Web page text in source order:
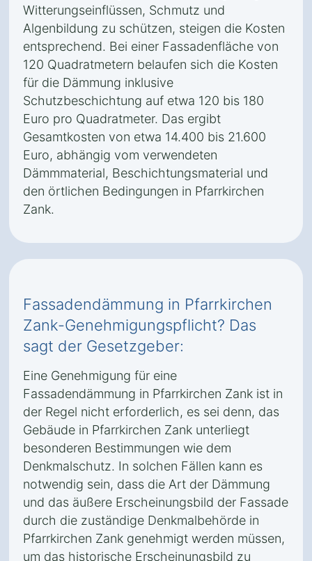
Witterungseinflüssen, Schmutz und
Algenbildung zu schützen, steigen die Kosten
entsprechend. Bei einer Fassadenfläche von
120 Quadratmetern belaufen sich die Kosten
für die Dämmung inklusive
Schutzbeschichtung auf etwa 120 bis 180
Euro pro Quadratmeter. Das ergibt
Gesamtkosten von etwa 14.400 bis 21.600
Euro, abhängig vom verwendeten
Dämmmaterial, Beschichtungsmaterial und
den örtlichen Bedingungen in Pfarrkirchen
Zank.
Fassadendämmung in Pfarrkirchen
Zank-Genehmigungspflicht? Das
sagt der Gesetzgeber:
Eine Genehmigung für eine
Fassadendämmung in Pfarrkirchen Zank ist in
der Regel nicht erforderlich, es sei denn, das
Gebäude in Pfarrkirchen Zank unterliegt
besonderen Bestimmungen wie dem
Denkmalschutz. In solchen Fällen kann es
notwendig sein, dass die Art der Dämmung
und das äußere Erscheinungsbild der Fassade
durch die zuständige Denkmalbehörde in
Pfarrkirchen Zank genehmigt werden müssen,
um das historische Erscheinungsbild zu